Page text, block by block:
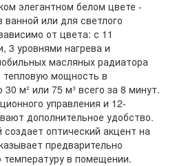
элегантном белом цвете -
или для светлого
от цвета: с 11
3 уровнями нагрева и
масляных радиатора
мощность в
м² или 75 м³ всего за 8 минут.
управления и 12-
дополнительное удобство.
оптический акцент на
предварительно
в помещении.